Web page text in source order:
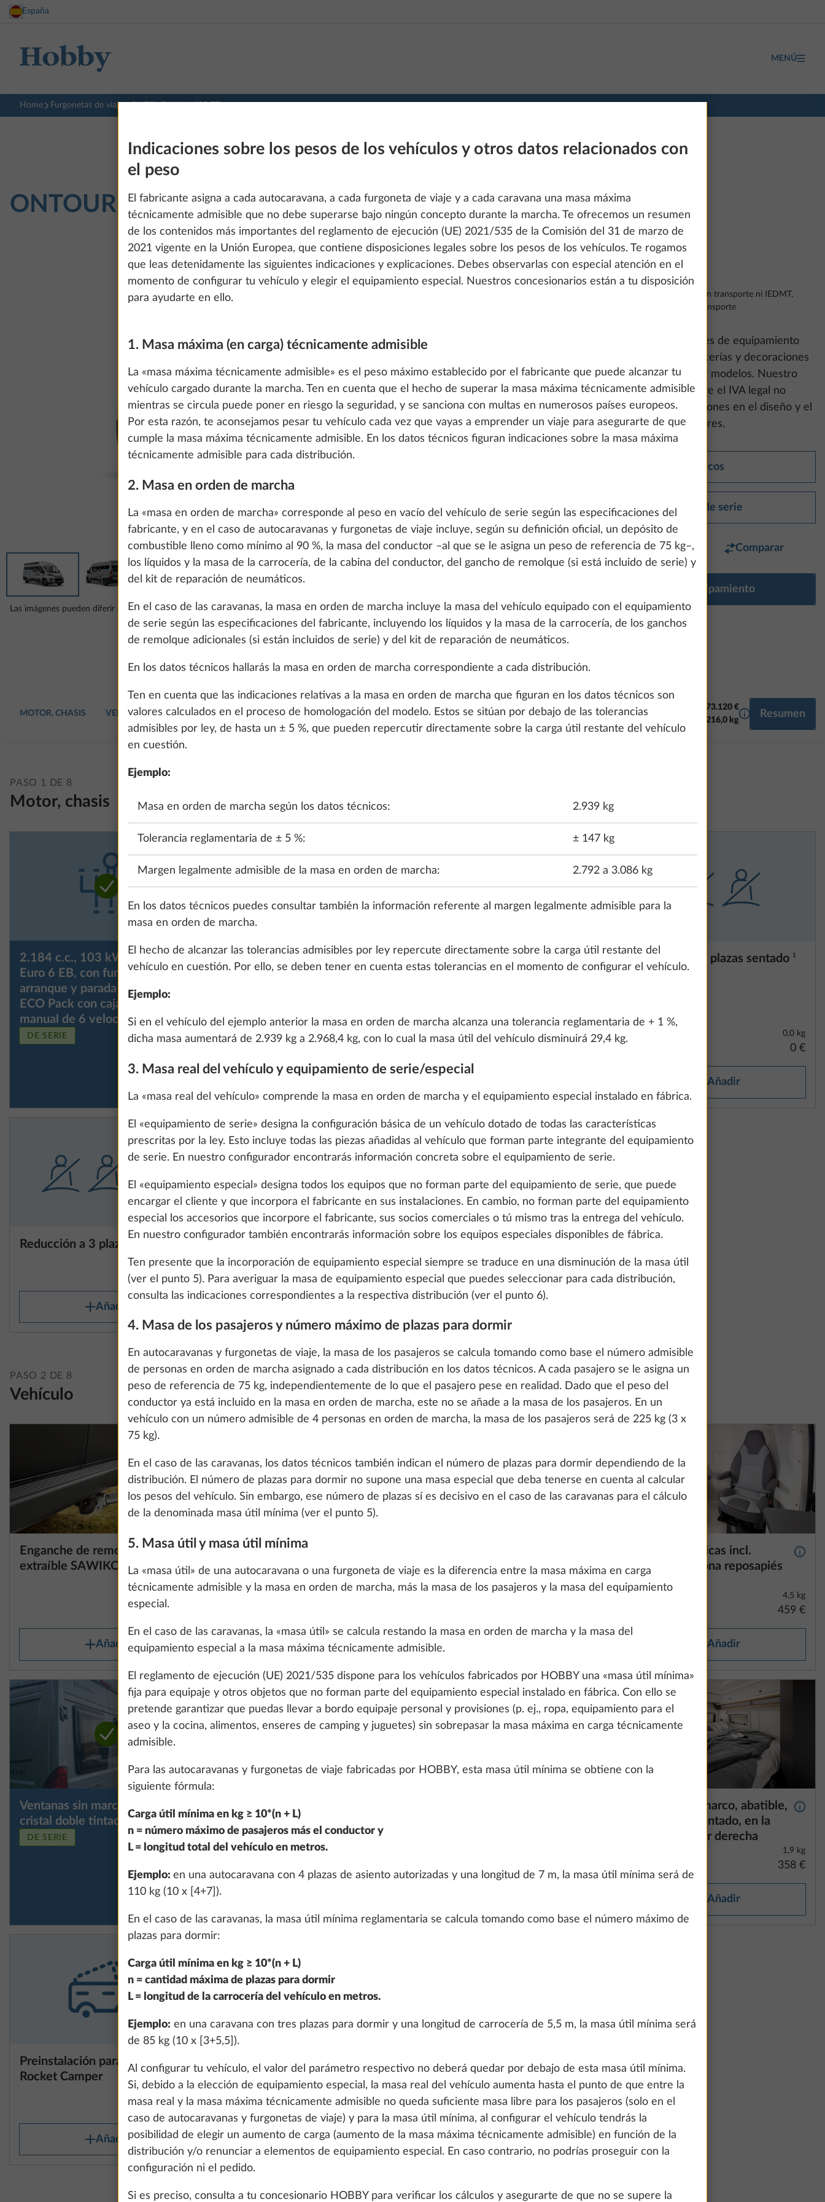
We use cookies to enable you to make the best possible use of our website and to
improve our communication with you. We take your preferences into account and process
data for statistics and marketing only if you give us your consent by clicking on "Accept
all". You can revoke your consent at any time with effect for the future. You can find more
information about cookies and customization options by clicking on the "Show details" link.
España
MENÚ
Home Furgonetas de viaje
ONTOUR VAN600 FT
Las imágenes pueden diferir de la configuración que hayas elegido.
desde 73.120 €
Autocaravanas: Precio incl. 21% IVA. Sin transporte ni IEDMT,
Caravanas: Precio incl. 21% IVA. Sin transporte
las imágenes de equipamiento
mostradas pueden incluir tapicerías y decoraciones
de mobiliario de otras gamas y modelos. Nuestro
precio recomendado no incluye el IVA legal no
vinculante. Sujeto a modificaciones en el diseño y el
equipamiento, así como a errores.
Datos técnicos
Equipamiento de serie
Favorito Comparar
Configurar equipamiento
73.120 €
216,0 kg
Más información
Resumen
MOTOR, CHASIS VEHÍCULO TAPIZADOS EQUIPAMIENTO DE LA ZONA DE ESTAR AGUA / GAS / SISTEMA ELÉCTRICO CALEFACCIÓN / AIRE ACONDICIONADO SMART HOME
PASO 1 DE 8
Motor, chasis
2.184 c.c., 103 kW / 140 CV,
Euro 6 EB, con función de
arranque y parada (Start/Stop) y
ECO Pack con caja de cambios
manual de 6 velocidades
DE SERIE
2.184 cc, 118 kW / 160 CV,
Euro VI E, con caja de cambios
36,4 kg
2.184 c.c., 103 kW / 140 CV,
Euro 6 EB, con función de
automática de 8 velocidades
31,3 kg
Reducción a 2 plazas sentado 1
0,0 kg
0 €
Añadir
Reducción a 3 plazas sentado
0,0 kg
0 €
Añadir
DE SERIE
PASO 2 DE 8
Vehículo
Enganche de remolque
extraíble SAWIKO
Más información
1437 €
Añadir
Esterillas en la cabina del
conductor
Añadir
“HOBBY TOP”, abatible,
cristal doble tintado
Cortinas térmicas incl.
aislamiento zona reposapiés
Más
4,5 kg
459 €
Añadir
Ventanas sin marco, abatibles,
cristal doble tintado
DE SERIE
Ventana sin marco, abatible,
cristal doble y tintado, en la
zona de dormir derecha
Ventana con marco, abatible,
cristal doble tintado, en la
zona de dormir derecha
Más
1,9 kg
358 €
Añadir
Preinstalación para Rooftop
Rocket Camper
Más información
0,0 kg
1373 €
Añadir
Indicaciones sobre los pesos de los vehículos y otros datos relacionados con
el peso
El fabricante asigna a cada autocaravana, a cada furgoneta de viaje y a cada caravana una masa máxima
técnicamente admisible que no debe superarse bajo ningún concepto durante la marcha. Te ofrecemos un resumen
de los contenidos más importantes del reglamento de ejecución (UE) 2021/535 de la Comisión del 31 de marzo de
2021 vigente en la Unión Europea, que contiene disposiciones legales sobre los pesos de los vehículos. Te rogamos
que leas detenidamente las siguientes indicaciones y explicaciones. Debes observarlas con especial atención en el
momento de configurar tu vehículo y elegir el equipamiento especial. Nuestros concesionarios están a tu disposición
para ayudarte en ello.
1. Masa máxima (en carga) técnicamente admisible
La «masa máxima técnicamente admisible» es el peso máximo establecido por el fabricante que puede alcanzar tu
vehículo cargado durante la marcha. Ten en cuenta que el hecho de superar la masa máxima técnicamente admisible
mientras se circula puede poner en riesgo la seguridad, y se sanciona con multas en numerosos países europeos.
Por esta razón, te aconsejamos pesar tu vehículo cada vez que vayas a emprender un viaje para asegurarte de que
cumple la masa máxima técnicamente admisible. En los datos técnicos figuran indicaciones sobre la masa máxima
técnicamente admisible para cada distribución.
2. Masa en orden de marcha
La «masa en orden de marcha» corresponde al peso en vacío del vehículo de serie según las especificaciones del
fabricante, y en el caso de autocaravanas y furgonetas de viaje incluye, según su definición oficial, un depósito de
combustible lleno como mínimo al 90 %, la masa del conductor –al que se le asigna un peso de referencia de 75 kg–,
los líquidos y la masa de la carrocería, de la cabina del conductor, del gancho de remolque (si está incluido de serie) y
del kit de reparación de neumáticos.
En el caso de las caravanas, la masa en orden de marcha incluye la masa del vehículo equipado con el equipamiento
de serie según las especificaciones del fabricante, incluyendo los líquidos y la masa de la carrocería, de los ganchos
de remolque adicionales (si están incluidos de serie) y del kit de reparación de neumáticos.
En los datos técnicos hallarás la masa en orden de marcha correspondiente a cada distribución.
Ten en cuenta que las indicaciones relativas a la masa en orden de marcha que figuran en los datos técnicos son
valores calculados en el proceso de homologación del modelo. Estos se sitúan por debajo de las tolerancias
admisibles por ley, de hasta un ± 5 %, que pueden repercutir directamente sobre la carga útil restante del vehículo
en cuestión.
Ejemplo:
Masa en orden de marcha según los datos técnicos: 2.939 kg
Tolerancia reglamentaria de ± 5 %: ± 147 kg
Margen legalmente admisible de la masa en orden de marcha: 2.792 a 3.086 kg
En los datos técnicos puedes consultar también la información referente al margen legalmente admisible para la
masa en orden de marcha.
El hecho de alcanzar las tolerancias admisibles por ley repercute directamente sobre la carga útil restante del
vehículo en cuestión. Por ello, se deben tener en cuenta estas tolerancias en el momento de configurar el vehículo.
Ejemplo:
Si en el vehículo del ejemplo anterior la masa en orden de marcha alcanza una tolerancia reglamentaria de + 1 %,
dicha masa aumentará de 2.939 kg a 2.968,4 kg, con lo cual la masa útil del vehículo disminuirá 29,4 kg.
3. Masa real del vehículo y equipamiento de serie/especial
La «masa real del vehículo» comprende la masa en orden de marcha y el equipamiento especial instalado en fábrica.
El «equipamiento de serie» designa la configuración básica de un vehículo dotado de todas las características
prescritas por la ley. Esto incluye todas las piezas añadidas al vehículo que forman parte integrante del equipamiento
de serie. En nuestro configurador encontrarás información concreta sobre el equipamiento de serie.
El «equipamiento especial» designa todos los equipos que no forman parte del equipamiento de serie, que puede
encargar el cliente y que incorpora el fabricante en sus instalaciones. En cambio, no forman parte del equipamiento
especial los accesorios que incorpore el fabricante, sus socios comerciales o tú mismo tras la entrega del vehículo.
En nuestro configurador también encontrarás información sobre los equipos especiales disponibles de fábrica.
Ten presente que la incorporación de equipamiento especial siempre se traduce en una disminución de la masa útil
(ver el punto 5). Para averiguar la masa de equipamiento especial que puedes seleccionar para cada distribución,
consulta las indicaciones correspondientes a la respectiva distribución (ver el punto 6).
4. Masa de los pasajeros y número máximo de plazas para dormir
En autocaravanas y furgonetas de viaje, la masa de los pasajeros se calcula tomando como base el número admisible
de personas en orden de marcha asignado a cada distribución en los datos técnicos. A cada pasajero se le asigna un
peso de referencia de 75 kg, independientemente de lo que el pasajero pese en realidad. Dado que el peso del
conductor ya está incluido en la masa en orden de marcha, este no se añade a la masa de los pasajeros. En un
vehículo con un número admisible de 4 personas en orden de marcha, la masa de los pasajeros será de 225 kg (3 x
75 kg).
En el caso de las caravanas, los datos técnicos también indican el número de plazas para dormir dependiendo de la
distribución. El número de plazas para dormir no supone una masa especial que deba tenerse en cuenta al calcular
los pesos del vehículo. Sin embargo, ese número de plazas sí es decisivo en el caso de las caravanas para el cálculo
de la denominada masa útil mínima (ver el punto 5).
5. Masa útil y masa útil mínima
La «masa útil» de una autocaravana o una furgoneta de viaje es la diferencia entre la masa máxima en carga
técnicamente admisible y la masa en orden de marcha, más la masa de los pasajeros y la masa del equipamiento
especial.
En el caso de las caravanas, la «masa útil» se calcula restando la masa en orden de marcha y la masa del
equipamiento especial a la masa máxima técnicamente admisible.
El reglamento de ejecución (UE) 2021/535 dispone para los vehículos fabricados por HOBBY una «masa útil mínima»
fija para equipaje y otros objetos que no forman parte del equipamiento especial instalado en fábrica. Con ello se
pretende garantizar que puedas llevar a bordo equipaje personal y provisiones (p. ej., ropa, equipamiento para el
aseo y la cocina, alimentos, enseres de camping y juguetes) sin sobrepasar la masa máxima en carga técnicamente
admisible.
Para las autocaravanas y furgonetas de viaje fabricadas por HOBBY, esta masa útil mínima se obtiene con la
siguiente fórmula:
Carga útil mínima en kg ≥ 10*(n + L)
n = número máximo de pasajeros más el conductor y
L = longitud total del vehículo en metros.
Ejemplo: en una autocaravana con 4 plazas de asiento autorizadas y una longitud de 7 m, la masa útil mínima será de
110 kg (10 x [4+7]).
En el caso de las caravanas, la masa útil mínima reglamentaria se calcula tomando como base el número máximo de
plazas para dormir:
Carga útil mínima en kg ≥ 10*(n + L)
n = cantidad máxima de plazas para dormir
L = longitud de la carrocería del vehículo en metros.
Ejemplo: en una caravana con tres plazas para dormir y una longitud de carrocería de 5,5 m, la masa útil mínima será
de 85 kg (10 x [3+5,5]).
Al configurar tu vehículo, el valor del parámetro respectivo no deberá quedar por debajo de esta masa útil mínima.
Si, debido a la elección de equipamiento especial, la masa real del vehículo aumenta hasta el punto de que entre la
masa real y la masa máxima técnicamente admisible no queda suficiente masa libre para los pasajeros (solo en el
caso de autocaravanas y furgonetas de viaje) y para la masa útil mínima, al configurar el vehículo tendrás la
posibilidad de elegir un aumento de carga (aumento de la masa máxima técnicamente admisible) en función de la
distribución y/o renunciar a elementos de equipamiento especial. En caso contrario, no podrías proseguir con la
configuración ni el pedido.
Si es preciso, consulta a tu concesionario HOBBY para verificar los cálculos y asegurarte de que no se supere la